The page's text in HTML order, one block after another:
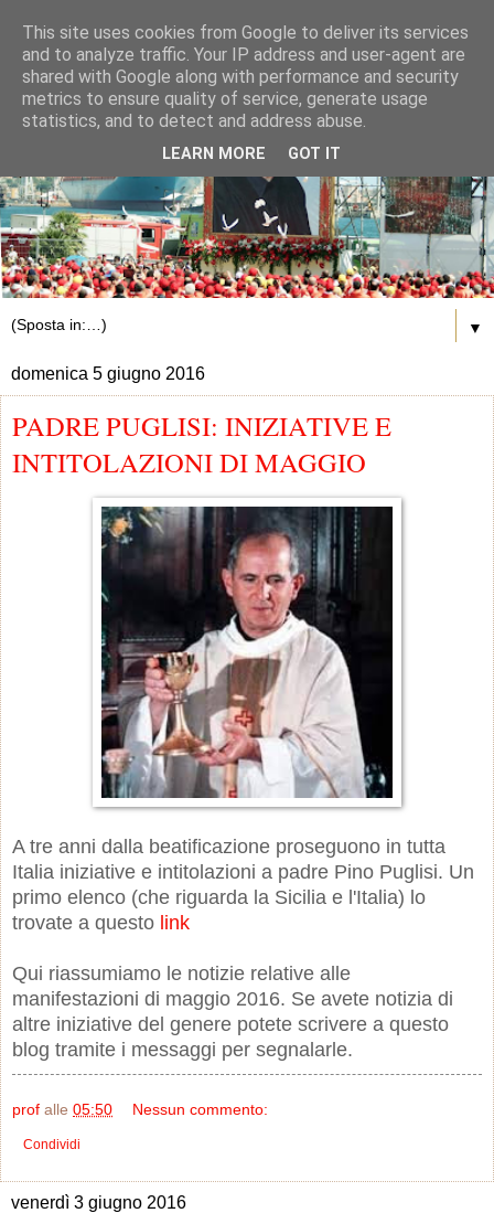
▼
domenica 5 giugno 2016
PADRE PUGLISI: INIZIATIVE E
INTITOLAZIONI DI MAGGIO
A tre anni dalla beatificazione proseguono in tutta
Italia iniziative e intitolazioni a padre Pino Puglisi. Un
primo elenco (che riguarda la Sicilia e l'Italia) lo
trovate a questo link
Qui riassumiamo le notizie relative alle
manifestazioni di maggio 2016. Se avete notizia di
altre iniziative del genere potete scrivere a questo
blog tramite i messaggi per segnalarle.
prof alle 05:50 Nessun commento:
Condividi
venerdì 3 giugno 2016
This site uses cookies from Google to deliver its services
and to analyze traffic. Your IP address and user-agent are
shared with Google along with performance and security
metrics to ensure quality of service, generate usage
statistics, and to detect and address abuse.
LEARN MORE GOT IT